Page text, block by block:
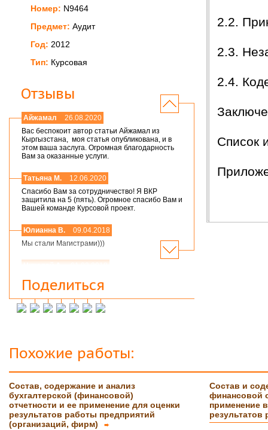
Номер: N9464
Предмет: Аудит
Год: 2012
Тип: Курсовая
Отзывы
Айжамал
26.08.2020
Вас беспокоит автор статьи Айжамал из
Кыргызстана, моя статья опубликована, и в
этом ваша заслуга. Огромная благодарность
Вам за оказанные услуги.
Татьяна М.
12.06.2020
Спасибо Вам за сотрудничество! Я ВКР
защитила на 5 (пять). Огромное спасибо Вам и
Вашей команде Курсовой проект.
Юлианна В.
09.04.2018
Мы стали Магистрами)))
Мария,добрый день! Спасибо большое.
Защитился на 4!всего доброго
Инна М.
14.03.2018
защитилась на 4!!!! Отзыв на сайт обязательно
прикреплю,друзьям и знакомым буду Вас
Ольга С.
09.02.2018
Курсовая на "5"! Спасибо огромное!!!
После новогодних праздников буду снова Вам
писать, заказывать дипломную работу.
Поделиться
2.2.
2.3.
2.4.
Список
Похожие работы:
Состав, содержание и анализ
бухгалтерской (финансовой)
отчетности и ее применение для оценки
результатов работы предприятий
(организаций, фирм)
➨
Состав и
финансовой
применение